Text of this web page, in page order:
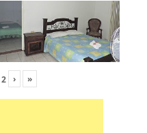
2 › »